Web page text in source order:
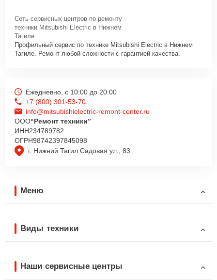
Сеть сервисных центров по ремонту
техники Mitsubishi Electric в Нижнем
Тагиле.
Профильный сервис по технике Mitsubishi Electric в Нижнем
Тагиле. Ремонт любой сложности с гарантией качества.
г. Нижний Тагил Садовая ул., 83
Ежедневно, с 10:00 до 20:00
+7 (800) 301-53-70
info@mitsubishielectric-remont-center.ru
ООО“Ремонт техники”
ИНН234789782
ОГРН98742397845098
Меню
Виды техники
Наши сервисные центры